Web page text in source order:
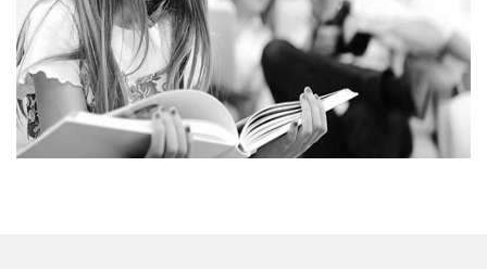
Bekijk meer